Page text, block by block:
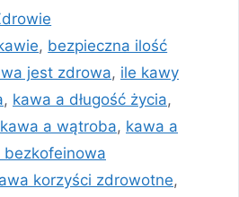
, bezpieczna ilość
jest zdrowa, ile kawy
, kawa a długość życia,
kawa a wątroba, kawa a
bezkofeinowa
korzyści zdrowotne,